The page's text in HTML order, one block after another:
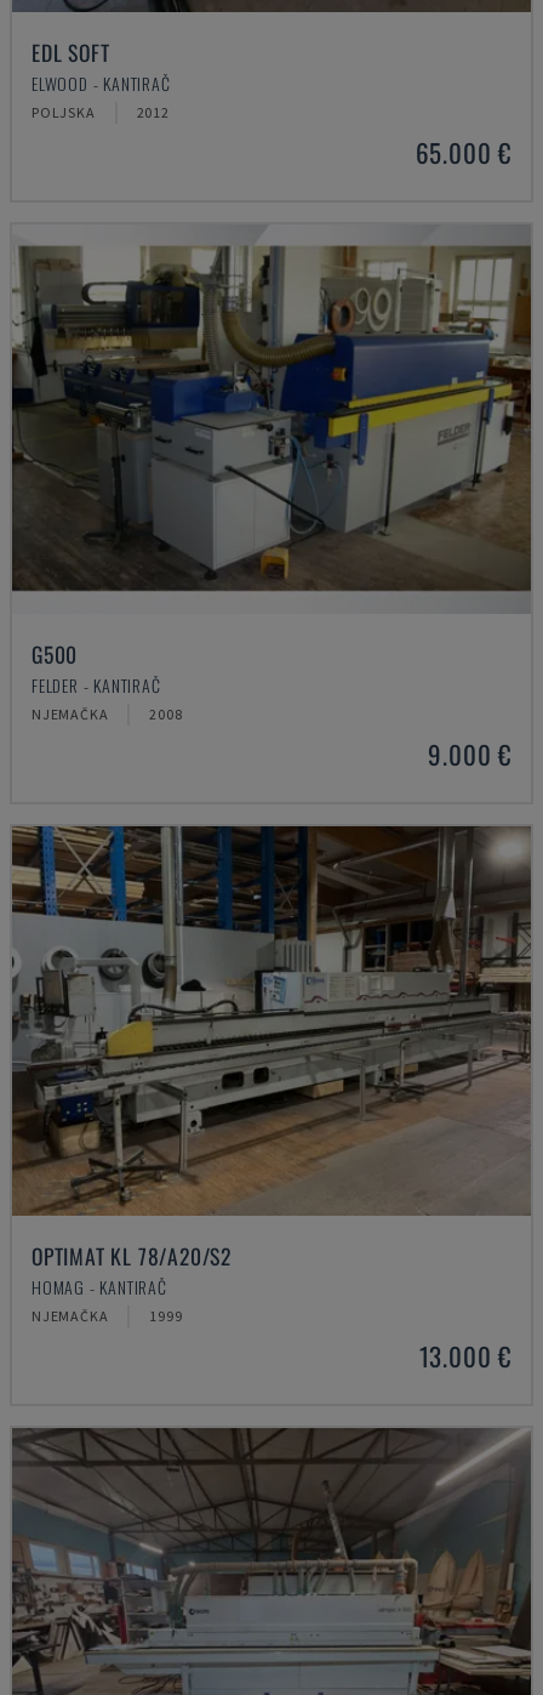
EDL SOFT
ELWOOD - KANTIRAČ
POLJSKA 2012
65.000 €
G500
FELDER - KANTIRAČ
NJEMAČKA 2008
9.000 €
OPTIMAT KL 78/A20/S2
HOMAG - KANTIRAČ
NJEMAČKA 1999
13.000 €